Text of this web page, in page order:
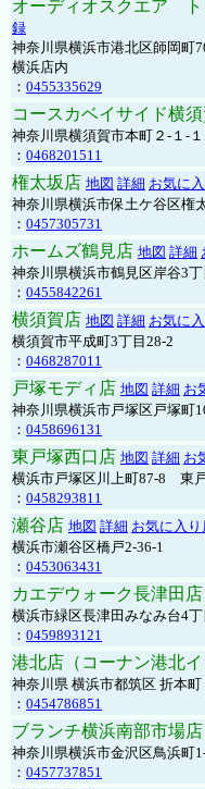
オーディオスクエア ト
録
神奈川県横浜市港北区師岡
横浜店内
： 0455335629
コースカベイサイド横
神奈川県横須賀市本町２-１-
： 0468201511
権太坂店 地図 詳細 お気に
神奈川県横浜市保土ケ谷区権
： 0457305731
ホームズ鶴見店 地図 詳細
神奈川県横浜市鶴見区岸谷3
： 0455842261
横須賀店 地図 詳細 お気に
横須賀市平成町3丁目28-2
： 0468287011
戸塚モディ店 地図 詳細 お
神奈川県横浜市戸塚区戸塚町
： 0458696131
東戸塚西口店 地図 詳細 お
横浜市戸塚区川上町87-8 東
： 0458293811
瀬谷店 地図 詳細 お気に入
横浜市瀬谷区橋戸2-36-1
： 0453063431
カエデウォーク長津田店
横浜市緑区長津田みなみ台4
： 0459893121
港北店（コーナン港北イ
神奈川県 横浜市都筑区 折本
： 0454786851
ブランチ横浜南部市場店
神奈川県横浜市金沢区鳥浜町
： 0457737851